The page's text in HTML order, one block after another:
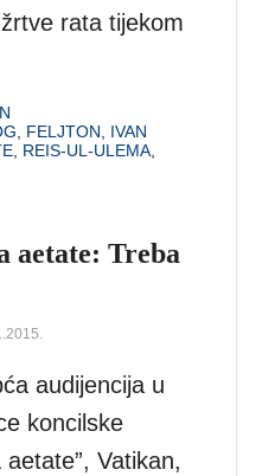
rata tijekom
, FELJTON, IVAN
, REIS-UL-ULEMA,
aetate: Treba
audijencija u
koncilske
Vatikan,